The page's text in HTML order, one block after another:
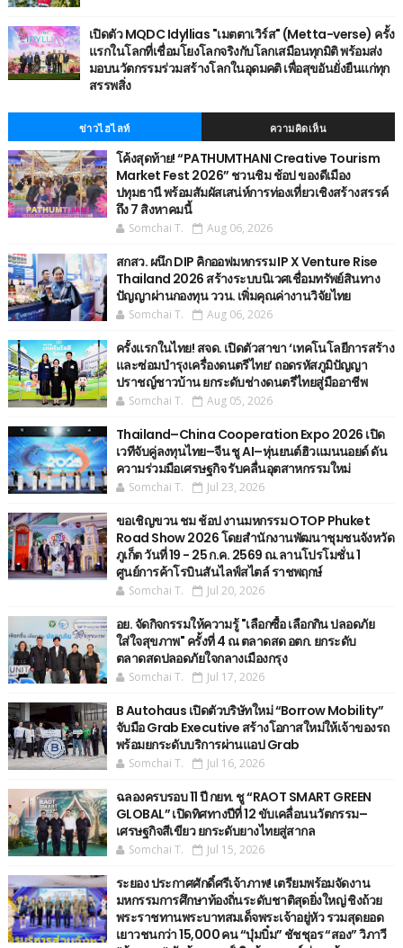
เปิดตัว MQDC Idyllias "เมตตาเวิร์ส" (Metta-verse) ครั้ง
แรกในโลกที่เชื่อมโยงโลกจริงกับโลกเสมือนทุกมิติ พร้อมส่ง
มอบนวัตกรรมร่วมสร้างโลกในอุดมคติ เพื่อสุขอันยั่งยืนแก่ทุก
สรรพสิ่ง
ข่าวไฮไลท์ ความคิดเห็น
โค้งสุดท้าย! “PATHUMTHANI Creative Tourism
Market Fest 2026” ชวนชิม ช้อป ของดีเมือง
ปทุมธานี พร้อมสัมผัสเสน่ห์การท่องเที่ยวเชิงสร้างสรรค์
ถึง 7 สิงหาคมนี้
Somchai T. Aug 06, 2026
สกสว. ผนึก DIP คิกออฟมหกรรม IP X Venture Rise
Thailand 2026 สร้างระบบนิเวศเชื่อมทรัพย์สินทาง
ปัญญาผ่านกองทุน ววน. เพิ่มคุณค่างานวิจัยไทย
Somchai T. Aug 06, 2026
ครั้งแรกในไทย! สจด. เปิดตัวสาขา ‘เทคโนโลยีการสร้าง
และซ่อมบำรุงเครื่องดนตรีไทย’ ​ถอดรหัสภูมิปัญญา
ปราชญ์ชาวบ้าน ยกระดับช่างดนตรีไทยสู่มืออาชีพ
Somchai T. Aug 05, 2026
Thailand–China Cooperation Expo 2026 เปิด
เวทีจับคู่ลงทุนไทย–จีน ชู AI–หุ่นยนต์ฮิวแมนนอยด์ ดัน
ความร่วมมือเศรษฐกิจ รับคลื่นอุตสาหกรรมใหม่
Somchai T. Jul 23, 2026
ขอเชิญขวน ชม ช้อป งานมหกรรม OTOP Phuket
Road Show 2026 โดยสำนักงานพัฒนาชุมชนจังหวัด
ภูเก็ต วันที่ 19 - 25 ก.ค. 2569 ณ.ลานโปรโมชั่น 1
ศูนย์การค้าโรบินสันไลฟ์สไตล์ ราชพฤกษ์
Somchai T. Jul 20, 2026
อย. จัดกิจกรรมให้ความรู้ "เลือกซื้อ เลือกกิน ปลอดภัย
ใส่ใจสุขภาพ" ครั้งที่ 4 ณ ตลาดสด อตก. ยกระดับ
ตลาดสดปลอดภัยใจกลางเมืองกรุง
Somchai T. Jul 17, 2026
B Autohaus เปิดตัวบริษัทใหม่ “Borrow Mobility”
จับมือ Grab Executive สร้างโอกาสใหม่ให้เจ้าของรถ
พร้อมยกระดับบริการผ่านแอป Grab
Somchai T. Jul 16, 2026
ฉลองครบรอบ 11 ปี กยท. ชู “RAOT SMART GREEN
GLOBAL” เปิดทิศทางปีที่ 12 ขับเคลื่อนนวัตกรรม–
เศรษฐกิจสีเขียว ยกระดับยางไทยสู่สากล
Somchai T. Jul 15, 2026
ระยอง ประกาศศักดิ์ศรีเจ้าภาพ! เตรียมพร้อมจัดงาน
มหกรรมการศึกษาท้องถิ่นระดับชาติสุดยิ่งใหญ่ ชิงถ้วย
พระราชทานพระบาทสมเด็จพระเจ้าอยู่หัว รวมสุดยอด
เยาวชนกว่า 15,000 คน “บุ๋มบิ๋ม” ชัชชุอร “สอง” วิภาวี